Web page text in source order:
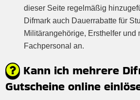
dieser Seite regelmäßig
Difmark auch Dauerrabatte für
Militärangehörige, Ersthelfer und
Fachpersonal an.
Kann ich mehrere
Gutscheine online